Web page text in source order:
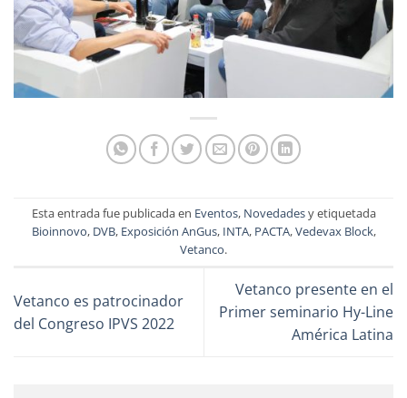
Esta entrada fue publicada en Eventos, Novedadesy etiquetada
Bioinnovo, DVB, Exposición AnGus, INTA, PACTA,Vedevax Block,
Vetanco.
Vetanco es patrocinador
del Congreso IPVS 2022
Vetanco presente en el
Primer seminario Hy-Line
América Latina